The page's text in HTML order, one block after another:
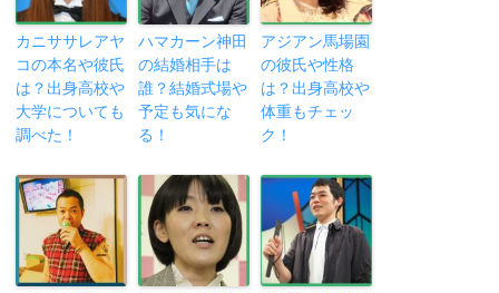
カニササレアヤ
コの本名や彼氏
は？出身高校や
大学についても
調べた！
ハマカーン神田
の結婚相手は
誰？結婚式場や
予定も気にな
る！
アジアン馬場園
の彼氏や性格
は？出身高校や
体重もチェッ
ク！